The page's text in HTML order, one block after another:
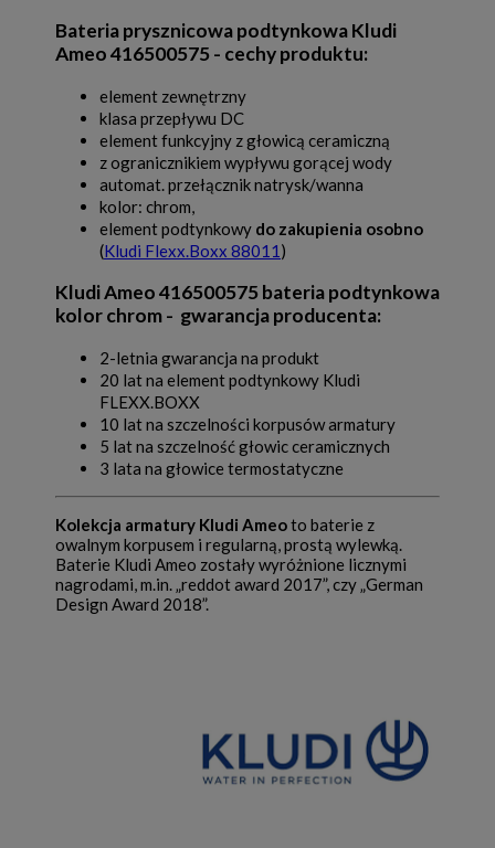
Bateria prysznicowa podtynkowa Kludi
Ameo 416500575 - cechy produktu:
element zewnętrzny
klasa przepływu DC
element funkcyjny z głowicą ceramiczną
z ogranicznikiem wypływu gorącej wody
automat. przełącznik natrysk/wanna
kolor: chrom,
element podtynkowy do zakupienia osobno
(Kludi Flexx.Boxx 88011 )
Kludi Ameo 416500575 bateria podtynkowa
kolor chrom - gwarancja producenta:
2-letnia gwarancja na produkt
20 lat na element podtynkowy Kludi
FLEXX.BOXX
10 lat na szczelności korpusów armatury
5 lat na szczelność głowic ceramicznych
3 lata na głowice termostatyczne
Kolekcja armatury Kludi Ameoto baterie z
owalnym korpusem i regularną, prostą wylewką.
Baterie Kludi Ameo zostały wyróżnione licznymi
nagrodami, m.in. „reddot award 2017”, czy „German
Design Award 2018”.